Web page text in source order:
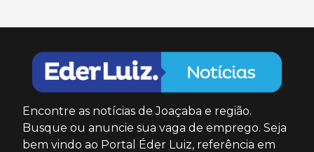
Encontre as notícias de Joaçaba e região.
Busque ou anuncie sua vaga de emprego. Seja
bem vindo ao Portal Éder Luiz, referência em